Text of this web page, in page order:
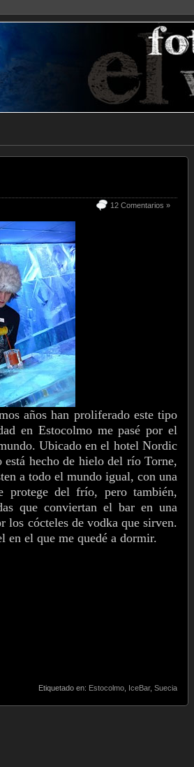
12 Comentarios »
años han proliferado este tipo
en Estocolmo me pasé por el
Ubicado en el hotel Nordic
hecho de hielo del río Torne,
a todo el mundo igual, con una
protege del frío, pero también,
que conviertan el bar en una
los cócteles de vodka que sirven.
en el que me quedé a dormir.
Etiquetado en: Estocolmo IceBar, Suecia